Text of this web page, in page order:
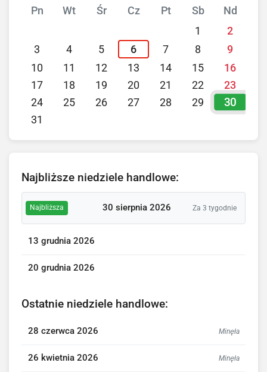
Pn
Wt Śr Cz Pt Sb
Nd
1
2
3
4 5 6 7 8
9
10
11 12 13 14 15
16
17
18 19 20 21 22
23
24
25 26 27 28 29 30
31
Najbliższe niedziele handlowe:
Najbliższa 30 sierpnia 2026 Za 3 tygodnie
13 grudnia 2026
20 grudnia 2026
Ostatnie niedziele handlowe:
28 czerwca 2026 Minęła
26 kwietnia 2026 Minęła